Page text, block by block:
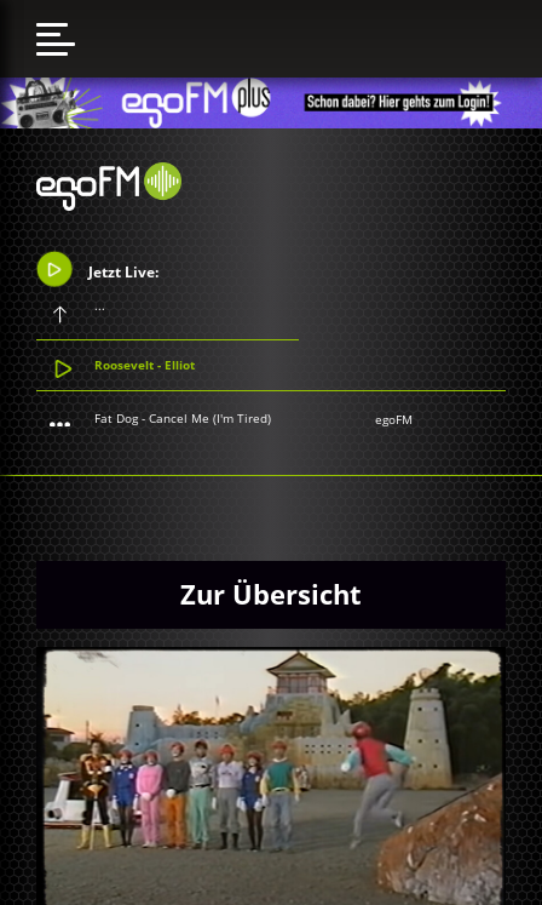
Jetzt Live:
...
Roosevelt - Elliot
Fat Dog - Cancel Me (I'm Tired) egoFM
Zur Übersicht